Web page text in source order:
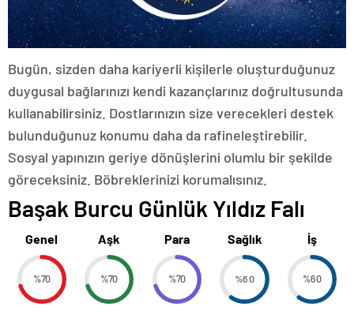
Bugün, sizden daha kariyerli kişilerle oluşturduğunuz
duygusal bağlarınızı kendi kazançlarınız doğrultusunda
kullanabilirsiniz. Dostlarınızın size verecekleri destek
bulunduğunuz konumu daha da rafineleştirebilir.
Sosyal yapınızın geriye dönüşlerini olumlu bir şekilde
göreceksiniz. Böbreklerinizi korumalısınız.
Başak Burcu Günlük Yıldız Falı
Genel
%70
Aşk
%70
Para
%70
Sağlık
%60
İş
%60